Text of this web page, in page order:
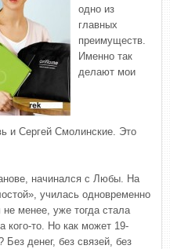
одно из
главных
преимуществ.
Именно так
делают мои
и Сергей Смолинские. Это
начинался с Любы. На
училась одновременно
менее, уже тогда стала
кого-то. Но как может 19-
Без денег, без связей, без